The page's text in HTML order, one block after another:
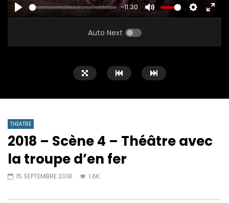
PLAY
-11:30
MUTE SETTINGS
Auto Next
THEATRE
2018 – Scène 4 – Théâtre avec
la troupe d’en fer
15 SEPTEMBRE 2018 1.6K